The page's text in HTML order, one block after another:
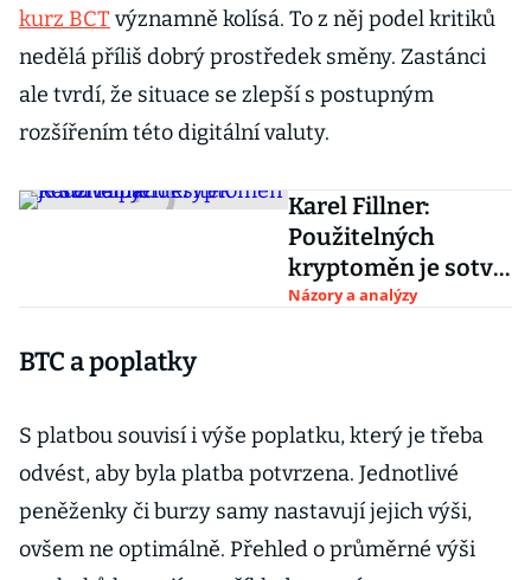
kurz BCT významně kolísá. To z něj podel kritiků
nedělá příliš dobrý prostředek směny. Zastánci
ale tvrdí, že situace se zlepší s postupným
rozšířením této digitální valuty.
Karel Fillner:
Použitelných
kryptoměn je sotva
pár desítek
Názory a analýzy
BTC a poplatky
S platbou souvisí i výše poplatku, který je třeba
odvést, aby byla platba potvrzena. Jednotlivé
peněženky či burzy samy nastavují jejich výši,
ovšem ne optimálně. Přehled o průměrné výši